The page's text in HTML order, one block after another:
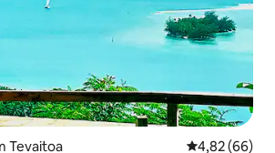
Tevaitoa Classificação
4,82 (66)